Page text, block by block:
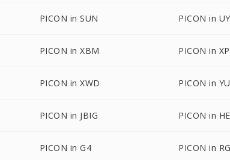
PICON in SUN PICON in
PICON in XBM PICON in
PICON in XWD PICON in
PICON in JBIG PICON in
PICON in G4 PICON in